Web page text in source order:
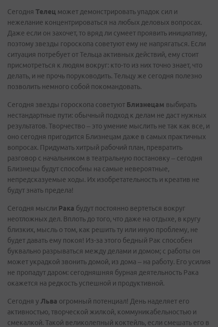
Сегодня Телец может демонстрировать упадок сил и
нежелание концентрироваться на любых деловых вопросах.
Даже если он захочет, то вряд ли сумеет проявить инициативу,
поэтому звезды гороскопа советуют ему не напрягаться. Если
ситуация потребует от Тельца активных действий, ему стоит
присмотреться к людям вокруг: кто-то из них точно знает, что
делать, и не прочь поруководить. Тельцу же сегодня полезно
позволить немного собой покомандовать.
Сегодня звезды гороскопа советуют Близнецам выбирать
нестандартные пути: обычный подход к делам не даст нужных
результатов. Творчество – это умение мыслить не так как все, и
оно сегодня пригодится Близнецам даже в самых практичных
вопросах. Придумать хитрый рабочий план, превратить
разговор с начальником в театральную постановку – сегодня
Близнецы будут способны на самые невероятные,
непредсказуемые ходы. Их изобретательность и креатив не
будут знать предела!
Сегодня мысли Рака будут постоянно вертеться вокруг
неотложных дел. Вплоть до того, что даже на отдыхе, в кругу
близких, мысль о том, как решить ту или иную проблему, не
будет давать ему покоя! Из-за этого бедный Рак способен
буквально разрываться между делами и домом; с работы он
может украдкой звонить домой, из дома – на работу. Его усилия
не пропадут даром: сегодняшняя бурная деятельность Рака
окажется на редкость успешной и продуктивной.
Сегодня уЛьва огромный потенциал! День наделяет его
активностью, творческой жилкой, коммуникабельностью и
смекалкой. Такой великолепный коктейль, если смешать его в